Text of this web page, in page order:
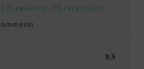
Eccellente · 55 recensioni
9,5